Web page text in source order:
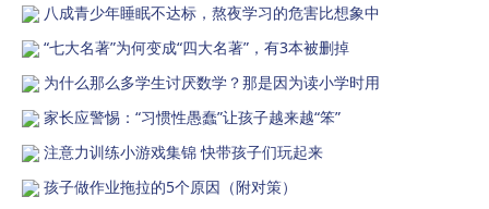
八成青少年睡眠不达标，熬夜学习的危害比想象中
“七大名著”为何变成“四大名著”，有3本被删掉
为什么那么多学生讨厌数学？那是因为读小学时用
家长应警惕：“习惯性愚蠢”让孩子越来越“笨”
注意力训练小游戏集锦 快带孩子们玩起来
孩子做作业拖拉的5个原因（附对策）